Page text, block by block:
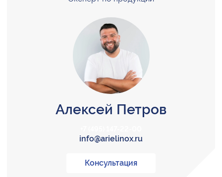
Алексей Петров
info@arielinox.ru
Консультация